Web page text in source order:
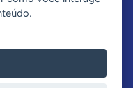
qualidade e tradição. Todos